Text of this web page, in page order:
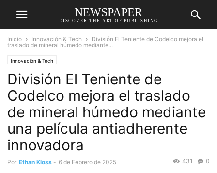
NEWSPAPER
DISCOVER THE ART OF PUBLISHING
Inicio Innovación & Tech
División El Teniente de Codelco mejora el
traslado de mineral húmedo mediante...
Innovación & Tech
División El Teniente de
Codelco mejora el traslado
de mineral húmedo mediante
una película antiadherente
innovadora
Por Ethan Kloss - 6 de Febrero de 2025 0
431